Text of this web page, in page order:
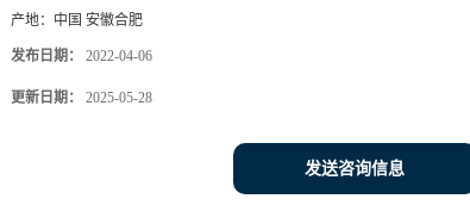
产地： 中国 安徽合肥
发布日期： 2022-04-06
更新日期： 2025-05-28
发送咨询信息